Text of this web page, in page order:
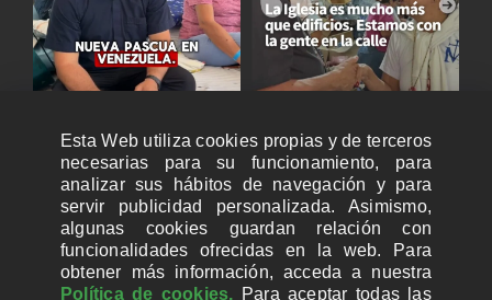
Esta Web utiliza cookies propias y de terceros
necesarias para su funcionamiento, para
analizar sus hábitos de navegación y para
servir publicidad personalizada. Asimismo,
algunas cookies guardan relación con
funcionalidades ofrecidas en la web. Para
obtener más información, acceda a nuestra
Política de cookies. Para aceptar todas las